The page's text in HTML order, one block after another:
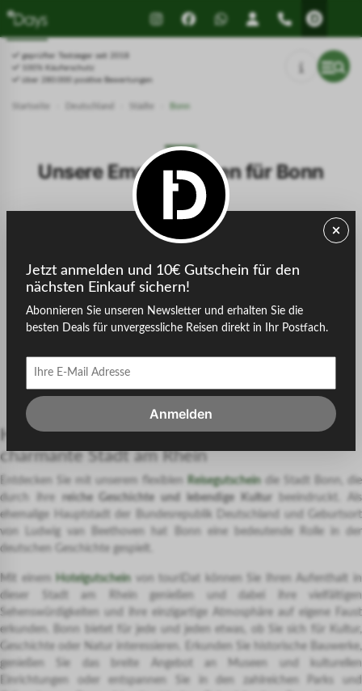
Drücken Sie Alt+1 für den
Bildschirmlesemodus, Alt+0 zum
Abbrechen
Leitfaden für barrierefreie
Bildschirmlesegeräte, Feedback
und Fehlerberichte | Neues
Fenstergeprüfter Testsieger seit 2018
100% Käuferschutz
über 280.000 positive Bewertungen
Unsere Empfehlungen für Bonn
Alle Berlin Bonn Bremen Dresden
Hotelgutschein für Bonn – entdecken Sie die
charmante Stadt am Rhein
Reisegutschein
die Stadt Bonn, die
durch ihre
reiche Geschichte und lebendige Kultur
beeindruckt. Als
ehemalige Hauptstadt der Bundesrepublik Deutschland und Geburtsort
von Ludwig van Beethoven hat Bonn eine bedeutende Rolle in der
deutschen Geschichte gespielt.
Mit einem Hotelgutschein
von touriDat können Sie Ihren Aufenthalt in
dieser Stadt am Rhein genießen und dabei ihre vielfältigen
Sehenswürdigkeiten und ihre einzigartige Atmosphäre auf eigene Faust
erkunden. Bonn bietet für jede und jeden etwas, ob Sie sich für Kultur,
Geschichte oder Natur interessieren. Erkunden Sie historische Bauwerke,
genießen Sie das breite Angebot an Museen und kulturellen
Einrichtungen oder entspannen Sie in den zahlreichen Parks und
Jetzt anmelden und 10€ Gutschein für den
nächsten Einkauf sichern!
Abonnieren Sie unseren Newsletter und erhalten Sie die
besten Deals für unvergessliche Reisen direkt in Ihr Postfach.
Anmelden